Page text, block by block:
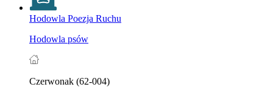
Hodowla Poezja Ruchu
Hodowla psów
Czerwonak (62-004)